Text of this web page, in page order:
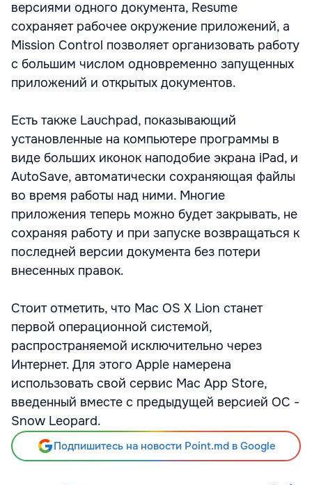
версиями одного документа, Resume
сохраняет рабочее окружение приложений, а
Mission Control позволяет организовать работу
с большим числом одновременно запущенных
приложений и открытых документов.
Есть также Lauchpad, показывающий
установленные на компьютере программы в
виде больших иконок наподобие экрана iPad, и
AutoSave, автоматически сохраняющая файлы
во время работы над ними. Многие
приложения теперь можно будет закрывать, не
сохраняя работу и при запуске возвращаться к
последней версии документа без потери
внесенных правок.
Стоит отметить, что Mac OS X Lion станет
первой операционной системой,
распространяемой исключительно через
Интернет. Для этого Apple намерена
использовать свой сервис Mac App Store,
введенный вместе с предыдущей версией ОС -
Snow Leopard.
Подпишитесь на новости Point.md в Google